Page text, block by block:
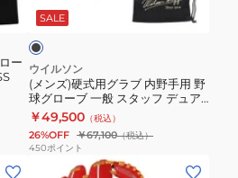
グ
ロ
ー
ブ
一
般
ミ
ー
ラ
ブ
内
野
手
用
野
SALE
ウイルソン
(メンズ)硬式用グラブ 内野手用 野
球グローブ 一般 スタッフ デュア
ル D5型 WBW102897
￥49,500 （税込）
26%OFF ￥67,100（税込）
450ポイント